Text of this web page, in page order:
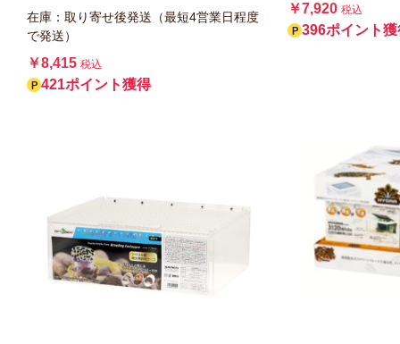
在庫：取り寄せ後発送（最短4営業日程度
で発送）
￥8,415 税込
421ポイント獲得
￥7,920 税込
396ポイント獲